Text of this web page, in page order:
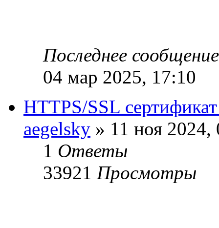
Последнее
04 мар 2025, 17:10
HTTPS/SSL
aegelsky » 11 ноя 2024,
1 Ответы
33921 Просмотры